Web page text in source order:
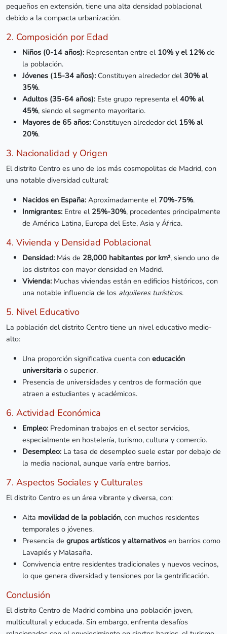
pequeños en extensión, tiene una alta densidad poblacional
debido a la compacta urbanización.
2. Composición por Edad
Niños (0-14 años): Representan entre el 10% y el 12%de
la población.
Jóvenes (15-34 años): Constituyen alrededor del30% al
35%.
Adultos (35-64 años): Este grupo representa el40% al
45%, siendo el segmento mayoritario.
Mayores de 65 años: Constituyen alrededor del 15% al
20%.
3. Nacionalidad y Origen
El distrito Centro es uno de los más cosmopolitas de Madrid, con
una notable diversidad cultural:
Nacidos en España: Aproximadamente el 70%-75%.
Inmigrantes: Entre el 25%-30%, procedentes principalmente
de América Latina, Europa del Este, Asia y África.
4. Vivienda y Densidad Poblacional
Densidad: Más de 28,000 habitantes por km², siendo uno de
los distritos con mayor densidad en Madrid.
Vivienda: Muchas viviendas están en edificios históricos, con
una notable influencia de los alquileres turísticos.
5. Nivel Educativo
La población del distrito Centro tiene un nivel educativo medio-
alto:
Una proporción significativa cuenta con educación
universitaria o superior.
Presencia de universidades y centros de formación que
atraen a estudiantes y académicos.
6. Actividad Económica
Empleo: Predominan trabajos en el sector servicios,
especialmente en hostelería, turismo, cultura y comercio.
Desempleo: La tasa de desempleo suele estar por debajo de
la media nacional, aunque varía entre barrios.
7. Aspectos Sociales y Culturales
El distrito Centro es un área vibrante y diversa, con:
Alta movilidad de la población, con muchos residentes
temporales o jóvenes.
Presencia de grupos artísticos y alternativos en barrios como
Lavapiés y Malasaña.
Convivencia entre residentes tradicionales y nuevos vecinos,
lo que genera diversidad y tensiones por la gentrificación.
Conclusión
El distrito Centro de Madrid combina una población joven,
multicultural y educada. Sin embargo, enfrenta desafíos